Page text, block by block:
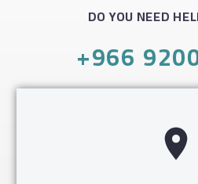
DO YOU NEED
+966